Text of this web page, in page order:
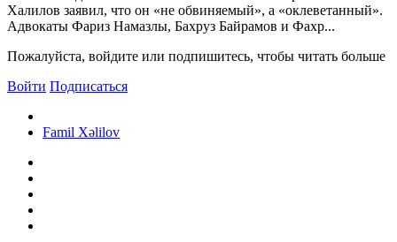
Халилов заявил, что он «не обвиняемый», а «оклеветанный».
Адвокаты Фариз Намазлы, Бахруз Байрамов и Фахр...
Пожалуйста, войдите или подпишитесь, чтобы читать больше
Войти Подписаться
Famil Xəlilov